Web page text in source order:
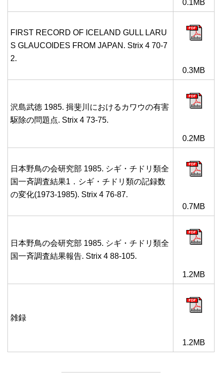
0.1MB
FIRST RECORD OF ICELAND GULL LARU
S GLAUCOIDES FROM JAPAN. Strix 4 70-7
2.
0.3MB
沢島武徳 1985. 揖斐川におけるカワウの有害
駆除の問題点. Strix 4 73-75.
0.2MB
日本野鳥の会研究部 1985. シギ・チドリ類全
国一斉調査結果1．シギ・チドリ類の記録数
の変化(1973-1985). Strix 4 76-87.
0.7MB
日本野鳥の会研究部 1985. シギ・チドリ類全
国一斉調査結果報告. Strix 4 88-105.
1.2MB
雑録
1.2MB